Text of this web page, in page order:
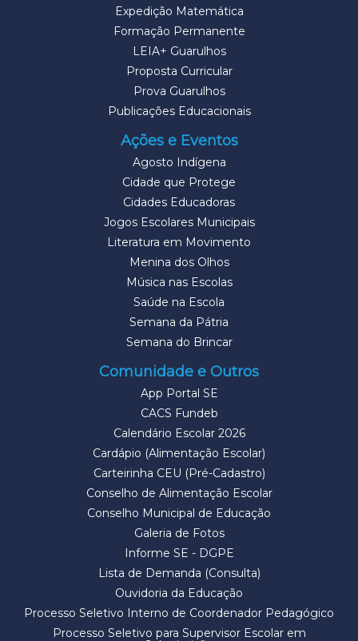
Expedição Matemática
Formação Permanente
LEIA+ Guarulhos
Proposta Curricular
Prova Guarulhos
Publicações Educacionais
Ações e Eventos
Agosto Indígena
Cidade que Protege
Cidades Educadoras
Jogos Escolares Municipais
Literatura em Movimento
Menina dos Olhos
Música nas Escolas
Saúde na Escola
Semana da Pátria
Semana do Brincar
Comunidade e Outros
App Portal SE
CACS Fundeb
Calendário Escolar 2026
Cardápio (Alimentação Escolar)
Carteirinha CEU (Pré-Cadastro)
Conselho de Alimentação Escolar
Conselho Municipal de Educação
Galeria de Fotos
Informe SE - DGPE
Lista de Demanda (Consulta)
Ouvidoria da Educação
Processo Seletivo Interno de Coordenador Pedagógico
Processo Seletivo para Supervisor Escolar em